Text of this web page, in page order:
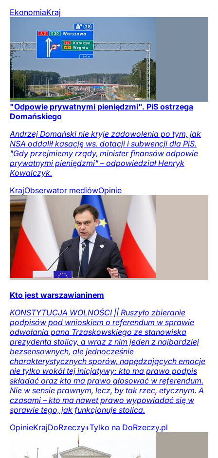
EkonomiaKraj
"Odpowie prywatnymi pieniędzmi". PiS ostrzega
Domańskiego
Andrzej Domański nie kryje zadowolenia po tym, jak
NSA oddalił kasację ws. dotacji i subwencji dla PiS.
"Gdy przejmiemy rządy, minister finansów odpowie
prywatnymi pieniędzmi" – odpowiedział Henryk
Kowalczyk.
KrajObserwator mediówOpinie
Kto jest warszawianinem
KONSTYTUCJA WOLNOŚCI || Ruszyło zbieranie
podpisów pod wnioskiem o referendum w sprawie
odwołania pana Trzaskowskiego ze stanowiska
prezydenta stolicy, a wraz z nim jeden z najbardziej
bezsensownych, ale jednocześnie
charakterystycznych sporów, napędzających emocje
nie tylko wokół tej inicjatywy: kto ma prawo podpis
składać oraz kto ma prawo głosować w referendum.
Nie w sensie prawnym, lecz, by tak rzec, etycznym. A
czasami – kto ma nawet prawo wypowiadać się w
sprawie tego, jak funkcjonuje stolica.
OpinieKrajDoRzeczy+Tylko na DoRzeczy.pl